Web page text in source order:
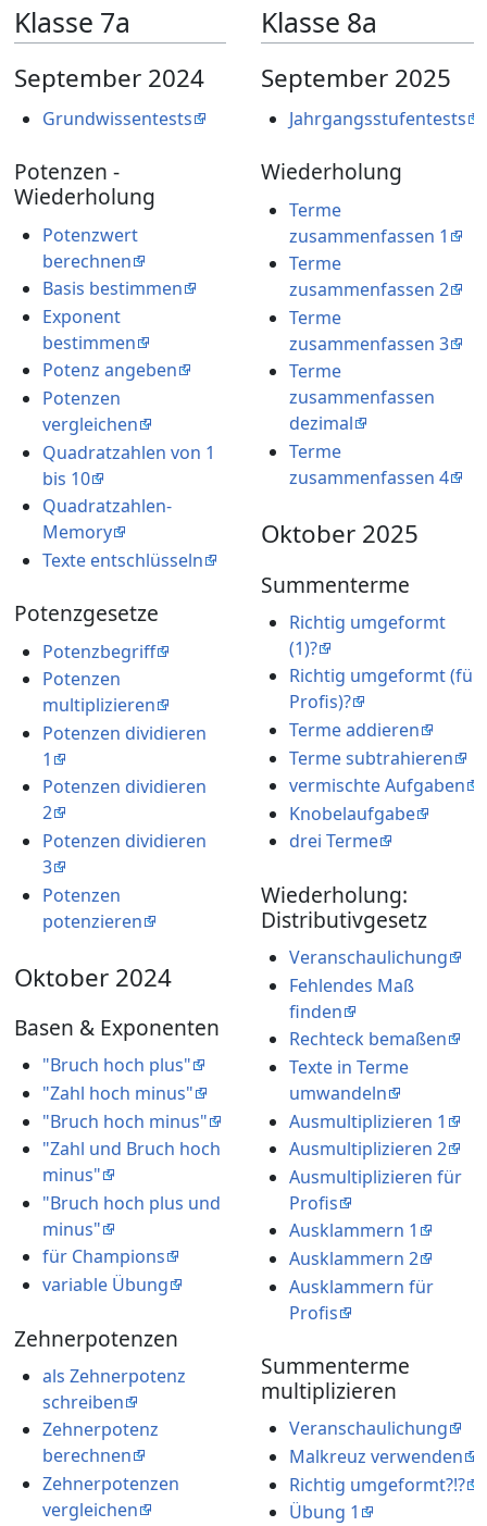
Klasse 7a
September 2024
Grundwissentests
Potenzen -
Wiederholung
Potenzwert
berechnen
Basis bestimmen
Exponent
bestimmen
Potenz angeben
Potenzen
vergleichen
Quadratzahlen von 1
bis 10
Quadratzahlen-
Memory
Texte entschlüsseln
Potenzgesetze
Potenzbegriff
Potenzen
multiplizieren
Potenzen dividieren
1
Potenzen dividieren
2
Potenzen dividieren
3
Potenzen
potenzieren
Oktober 2024
Basen & Exponenten
"Bruch hoch plus"
"Zahl hoch minus"
"Bruch hoch minus"
"Zahl und Bruch hoch
minus"
"Bruch hoch plus und
minus"
für Champions
variable Übung
Zehnerpotenzen
als Zehnerpotenz
schreiben
Zehnerpotenz
berechnen
Zehnerpotenzen
vergleichen
Klasse 8a
September 2025
Jahrgangsstufentests
Wiederholung
Terme
zusammenfassen 1
Terme
zusammenfassen 2
Terme
zusammenfassen 3
Terme
zusammenfassen
dezimal
Terme
zusammenfassen 4
Oktober 2025
Summenterme
Richtig umgeformt
(1)?
Richtig umgeformt (für
Profis)?
Terme addieren
Terme subtrahieren
vermischte Aufgaben
Knobelaufgabe
drei Terme
Wiederholung:
Distributivgesetz
Veranschaulichung
Fehlendes Maß
finden
Rechteck bemaßen
Texte in Terme
umwandeln
Ausmultiplizieren 1
Ausmultiplizieren 2
Ausmultiplizieren für
Profis
Ausklammern 1
Ausklammern 2
Ausklammern für
Profis
Summenterme
multiplizieren
Veranschaulichung
Malkreuz verwenden
Richtig umgeformt?!?
Übung 1